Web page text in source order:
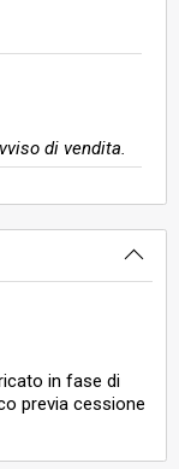
di vendita.
in fase di
previa cessione